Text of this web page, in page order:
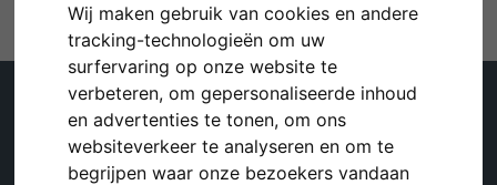
Wij maken gebruik van cookies en andere
tracking-technologieën om uw
surfervaring op onze website te
verbeteren, om gepersonaliseerde inhoud
en advertenties te tonen, om ons
websiteverkeer te analyseren en om te
begrijpen waar onze bezoekers vandaan
Klantenservice
Contact
Help
Verzending en kosten